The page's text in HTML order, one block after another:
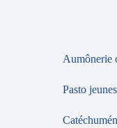
Aumônerie
Pasto